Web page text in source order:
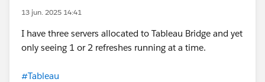
13 jun. 2025 14:41
I have three servers allocated to Tableau Bridge and yet
only seeing 1 or 2 refreshes running at a time.
#Tableau